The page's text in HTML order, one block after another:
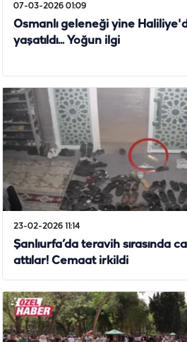
07-03-2026 01:09
Osmanlı geleneği yine
yaşatıldı... Yoğun ilgi
23-02-2026 11:14
Şanlıurfa’da teravih sırasında
attılar! Cemaat irkildi